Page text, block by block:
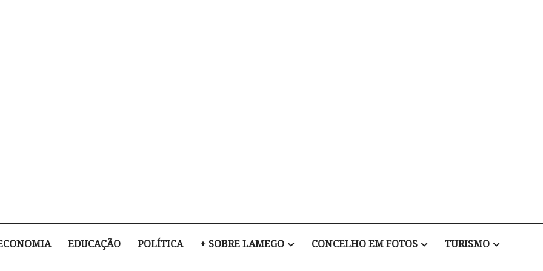
EDUCAÇÃO POLÍTICA + SOBRE LAMEGO CONCELHO EM FOTOS TURISMO